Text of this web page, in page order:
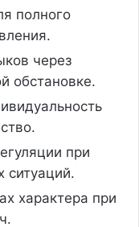
полного
через
обстановке.
при
ситуаций.
характера при